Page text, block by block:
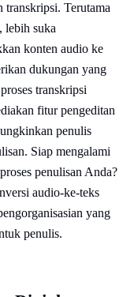
transkripsi. Terutama
lebih suka
konten audio ke
dukungan yang
transkripsi
fitur pengeditan
penulis
Siap mengalami
penulisan Anda?
audio-ke-teks
yang
penulis.